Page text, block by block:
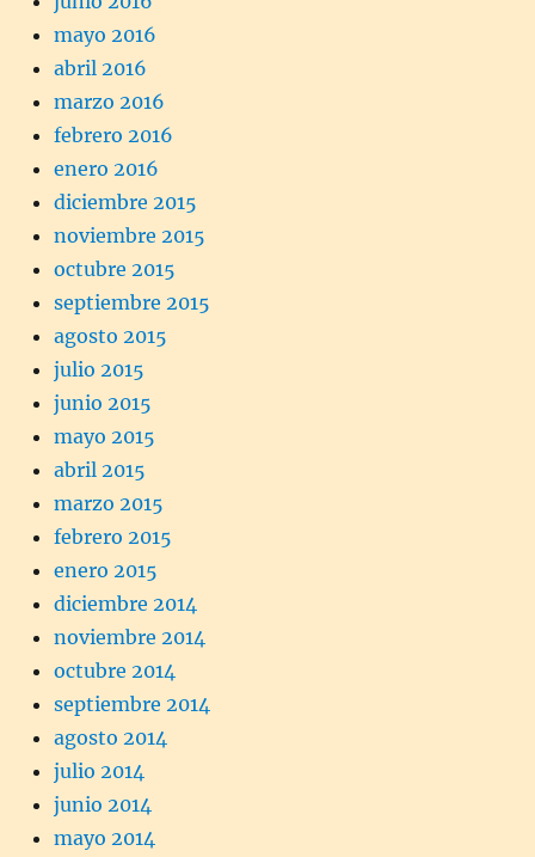
mayo 2016
abril 2016
marzo 2016
febrero 2016
enero 2016
diciembre 2015
noviembre 2015
octubre 2015
septiembre 2015
agosto 2015
julio 2015
junio 2015
mayo 2015
abril 2015
marzo 2015
febrero 2015
enero 2015
diciembre 2014
noviembre 2014
octubre 2014
septiembre 2014
agosto 2014
julio 2014
junio 2014
mayo 2014